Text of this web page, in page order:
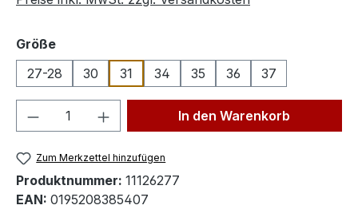
Größeauswählen
27-28
30 31 34 35 36 37
Produkt Anzahl: Gib denIn den Warenkorb
Zum Merkzettel hinzufügen
Produktnummer: 11126277
EAN: 0195208385407